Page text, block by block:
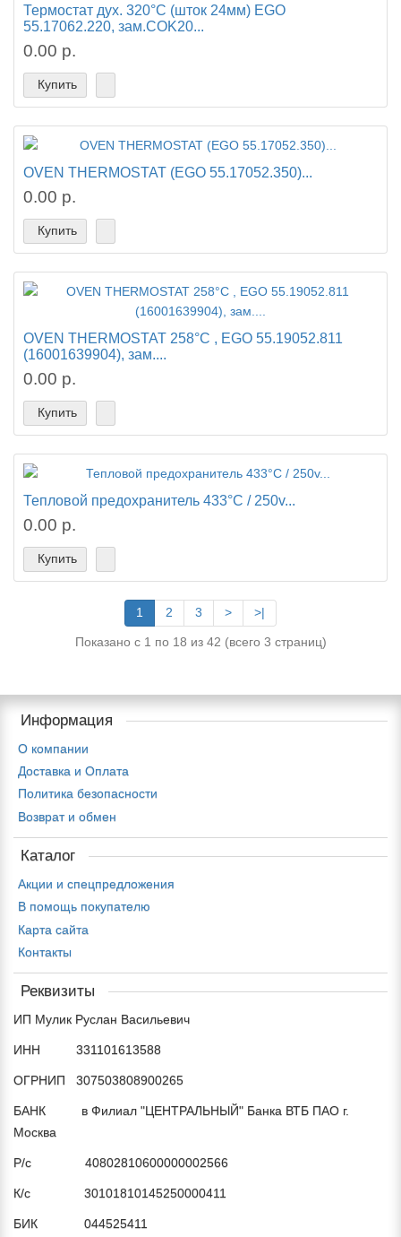
Термостат дух. 320°C (шток 24мм) EGO
55.17062.220, зам.COK20...
0.00 р.
Купить
OVEN THERMOSTAT (EGO 55.17052.350)...
0.00 р.
Купить
OVEN THERMOSTAT 258°C , EGO 55.19052.811
(16001639904), зам....
0.00 р.
Купить
Тепловой предохранитель 433°C / 250v...
0.00 р.
Купить
1 2 3 > >|
Показано с 1 по 18 из 42 (всего 3 страниц)
Информация
О компании
Доставка и Оплата
Политика безопасности
Возврат и обмен
Каталог
Акции и спецпредложения
В помощь покупателю
Карта сайта
Контакты
Реквизиты
ИП Мулик Руслан Васильевич
ИНН 331101613588
ОГРНИП 307503808900265
БАНК в Филиал "ЦЕНТРАЛЬНЫЙ" Банка ВТБ ПАО г.
Москва
Р/с 40802810600000002566
К/с 30101810145250000411
БИК 044525411